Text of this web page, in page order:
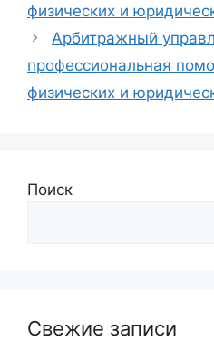
физических и
Арбитражный
профессиональная
физических и
Поиск
Свежие записи